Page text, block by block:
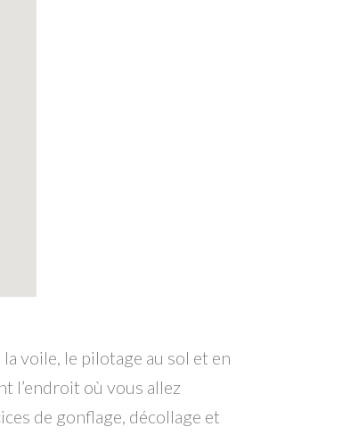
voile, le pilotage au sol et en
l’endroit où vous allez
de gonflage, décollage et